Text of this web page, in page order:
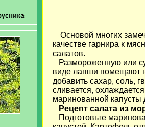
Основой многих
качестве гарнира к
салатов.
Размороженную или
виде лапши помещают
добавить сахар, соль,
сливается,
маринованной
Рецепт салата из
Подготовьте